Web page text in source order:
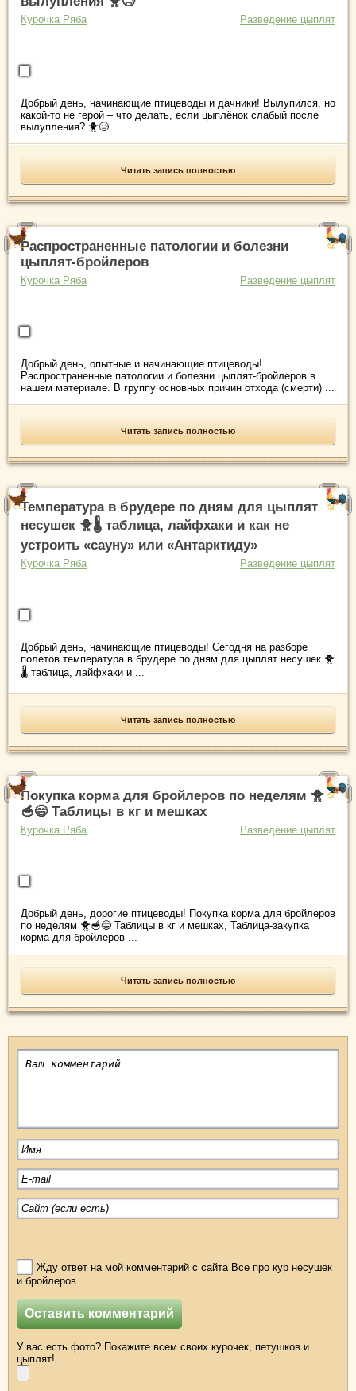
Курочка Ряба Разведение цыплят
Добрый день, начинающие птицеводы и дачники! Вылупился, но
какой-то не герой – что делать, если цыплёнок слабый после
вылупления? 🐥😥 ...
Читать запись полностью
Распространенные патологии и болезни
цыплят-бройлеров
Курочка Ряба Разведение цыплят
Добрый день, опытные и начинающие птицеводы!
Распространенные патологии и болезни цыплят-бройлеров в
нашем материале. В группу основных причин отхода (смерти) ...
Читать запись полностью
Температура в брудере по дням для цыплят
несушек 🐥🌡️ таблица, лайфхаки и как не
устроить «сауну» или «Антарктиду»
Курочка Ряба Разведение цыплят
Добрый день, начинающие птицеводы! Сегодня на разборе
полетов температура в брудере по дням для цыплят несушек 🐥
🌡️ таблица, лайфхаки и ...
Читать запись полностью
Покупка корма для бройлеров по неделям 🐥
🥣😄 Таблицы в кг и мешках
Курочка Ряба Разведение цыплят
Добрый день, дорогие птицеводы! Покупка корма для бройлеров
по неделям 🐥🥣😄 Таблицы в кг и мешках, Таблица-закупка
корма для бройлеров ...
Читать запись полностью
Жду ответ на мой комментарий с сайта Все про кур несушек
и бройлеров
У вас есть фото? Покажите всем своих курочек, петушков и
цыплят!